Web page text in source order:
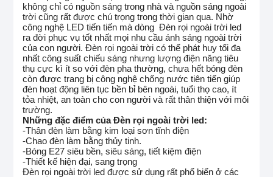
không chỉ có nguồn sáng trong nhà và nguồn sáng ngoài
trời cũng rất được chú trọng trong thời gian qua. Nhờ
công nghệ LED tiến tiến mà dòng Đèn rọi ngoài trời led
ra đời phục vụ tốt nhất mọi nhu cầu ánh sáng ngoài trời
của con người. Đèn rọi ngoài trời có thể phát huy tối đa
nhất công suất chiếu sáng nhưng lượng điện năng tiêu
thụ cực kì ít so với đèn pha thường, chưa hết bóng đèn
còn được trang bị công nghệ chống nước tiên tiến giúp
đèn hoạt động liên tục bền bỉ bên ngoài, tuổi thọ cao, ít
tỏa nhiệt, an toàn cho con người và rất thân thiện với môi
trường.
Những đặc điểm của Đèn rọi ngoài trời led:
-Thân đèn làm bằng kim loại sơn tĩnh điện
-Chao đèn làm bằng thủy tinh.
-Bóng E27 siêu bền, siêu sáng, tiết kiệm điện
-Thiết kế hiện đại, sang trọng
Đèn rọi ngoài trời led được sử dụng rất phổ biến ở các